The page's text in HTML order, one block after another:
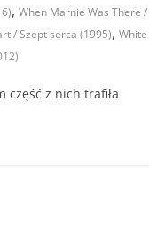
, When Marnie Was There /
/ Szept serca (1995), White
część z nich trafiła